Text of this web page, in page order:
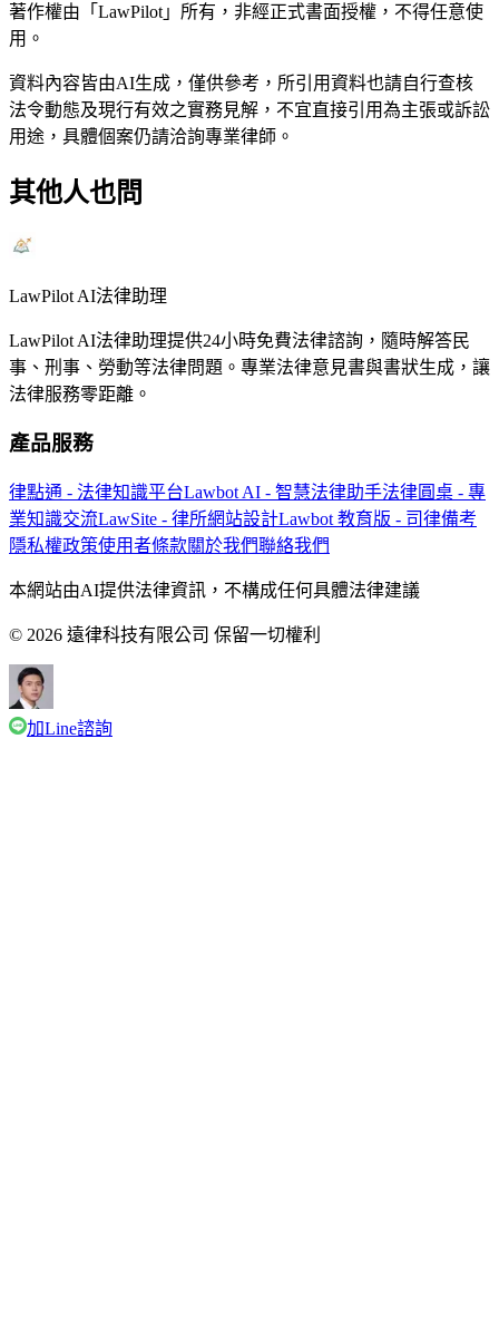
著作權由「LawPilot」所有，非經正式書面授權，不得任意使
用。
資料內容皆由AI生成，僅供參考，所引用資料也請自行查核
法令動態及現行有效之實務見解，不宜直接引用為主張或訴訟
用途，具體個案仍請洽詢專業律師。
其他人也問
LawPilot AI法律助理
LawPilot AI法律助理提供24小時免費法律諮詢，隨時解答民
事、刑事、勞動等法律問題。專業法律意見書與書狀生成，讓
法律服務零距離。
產品服務
律點通 - 法律知識平台Lawbot AI - 智慧法律助手法律圓桌 - 專
業知識交流LawSite - 律所網站設計Lawbot 教育版 - 司律備考
隱私權政策使用者條款關於我們聯絡我們
本網站由AI提供法律資訊，不構成任何具體法律建議
© 2026 遠律科技有限公司 保留一切權利
加Line諮詢